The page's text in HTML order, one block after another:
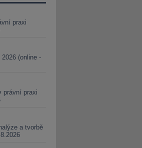
praxi
(online -
právní praxi
a tvorbě